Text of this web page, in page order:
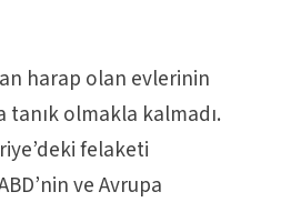
harap olan evlerinin
tanık olmakla kalmadı.
felaketi
ve Avrupa